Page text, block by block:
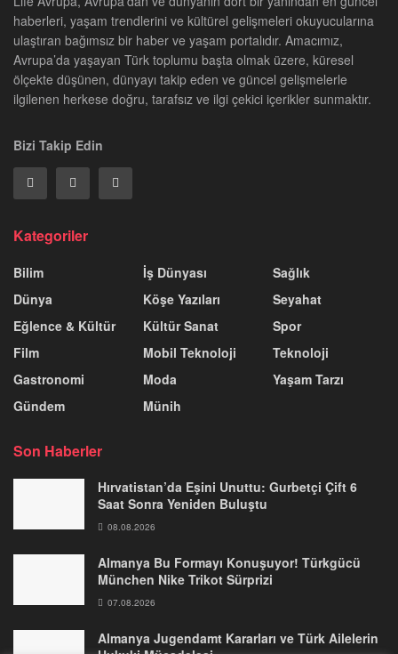
haberleri, yaşam trendlerini ve kültürel gelişmeleri okuyucularına
ulaştıran bağımsız bir haber ve yaşam portalıdır. Amacımız,
Avrupa’da yaşayan Türk toplumu başta olmak üzere, küresel
ölçekte düşünen, dünyayı takip eden ve güncel gelişmelerle
ilgilenen herkese doğru, tarafsız ve ilgi çekici içerikler sunmaktır.
Bizi Takip Edin
Kategoriler
Bilim
Dünya
Eğlence & Kültür
Film
Gastronomi
Gündem
İş Dünyası
Köşe Yazıları
Kültür Sanat
Mobil Teknoloji
Moda
Münih
Sağlık
Seyahat
Spor
Teknoloji
Yaşam Tarzı
Son Haberler
Hırvatistan’da Eşini Unuttu: Gurbetçi Çift 6
Saat Sonra Yeniden Buluştu
08.08.2026
Almanya Bu Formayı Konuşuyor! Türkgücü
München Nike Trikot Sürprizi
07.08.2026
Almanya Jugendamt Kararları ve Türk Ailelerin